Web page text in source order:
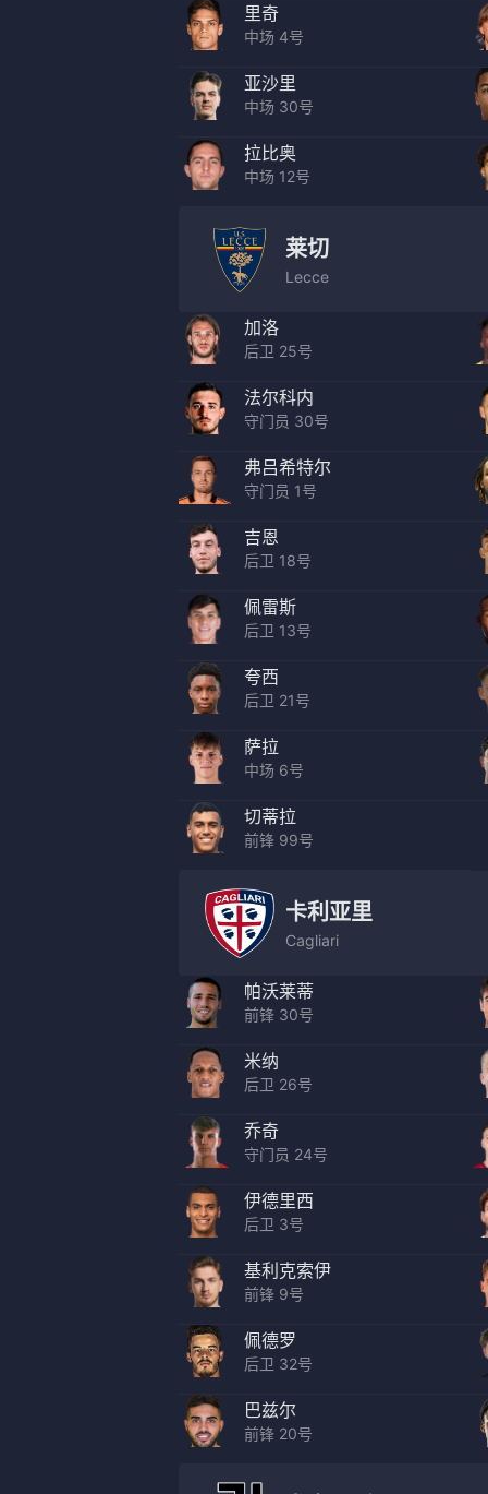
里奇
中场 4号
亚沙里
中场 30号
拉比奥
中场 12号
莱切
Lecce
加洛
后卫 25号
法尔科内
守门员 30号
弗吕希特尔
守门员 1号
吉恩
后卫 18号
佩雷斯
后卫 13号
夸西
后卫 21号
萨拉
中场 6号
切蒂拉
前锋 99号
卡利亚里
Cagliari
帕沃莱蒂
前锋 30号
米纳
后卫 26号
乔奇
守门员 24号
伊德里西
后卫 3号
基利克索伊
前锋 9号
佩德罗
后卫 32号
巴兹尔
前锋 20号